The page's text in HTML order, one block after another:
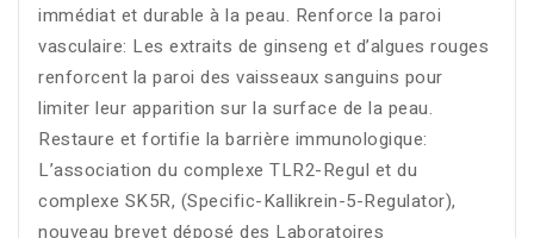
immédiat et durable à la peau. Renforce la paroi
vasculaire: Les extraits de ginseng et d’algues rouges
renforcent la paroi des vaisseaux sanguins pour
limiter leur apparition sur la surface de la peau.
Restaure et fortifie la barrière immunologique:
L’association du complexe TLR2-Regul et du
complexe SK5R, (Specific-Kallikrein-5-Regulator),
nouveau brevet déposé des Laboratoires